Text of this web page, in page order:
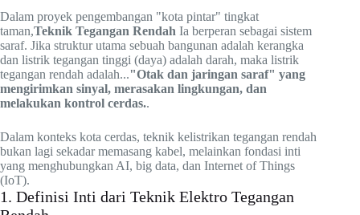
Dalam proyek pengembangan "kota pintar" tingkat
taman,Teknik Tegangan Rendah Ia berperan sebagai sistem
saraf. Jika struktur utama sebuah bangunan adalah kerangka
dan listrik tegangan tinggi (daya) adalah darah, maka listrik
tegangan rendah adalah..."Otak dan jaringan saraf" yang
mengirimkan sinyal, merasakan lingkungan, dan
melakukan kontrol cerdas..
Dalam konteks kota cerdas, teknik kelistrikan tegangan rendah
bukan lagi sekadar memasang kabel, melainkan fondasi inti
yang menghubungkan AI, big data, dan Internet of Things
(IoT).
1. Definisi Inti dari Teknik Elektro Tegangan